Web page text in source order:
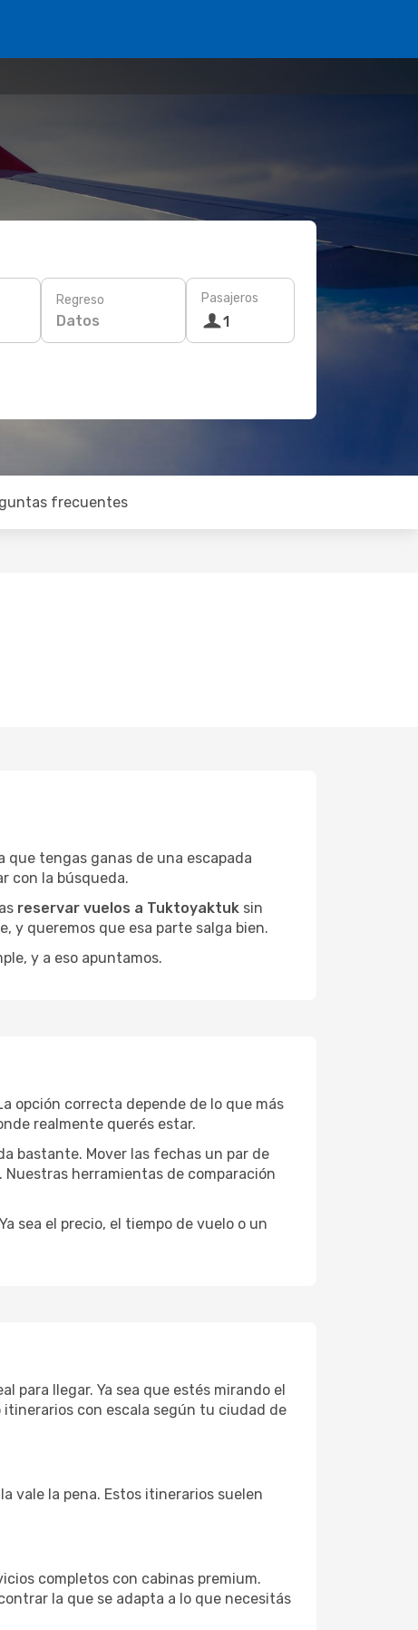
Regreso
Datos
Pasajeros
1
frecuentes
que tengas ganas de una escapada
con la búsqueda.
reservar vuelos a Tuktoyaktuk sin
y queremos que esa parte salga bien.
y a eso apuntamos.
opción correcta depende de lo que más
realmente querés estar.
bastante. Mover las fechas un par de
herramientas de comparación
sea el precio, el tiempo de vuelo o un
para llegar. Ya sea que estés mirando el
con escala según tu ciudad de
vale la pena. Estos itinerarios suelen
completos con cabinas premium.
la que se adapta a lo que necesitás